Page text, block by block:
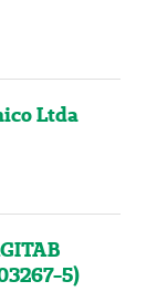
Ltda
5)